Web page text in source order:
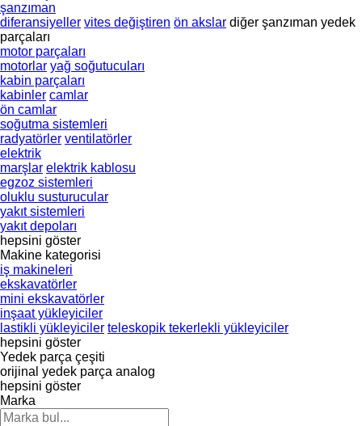
şanzıman
diferansiyeller vites değiştiren ön akslar diğer şanzıman yedek
parçaları
motor parçaları
motorlar yağ soğutucuları
kabin parçaları
kabinler camlar
ön camlar
soğutma sistemleri
radyatörler ventilatörler
elektrik
marşlar elektrik kablosu
egzoz sistemleri
oluklu susturucular
yakıt sistemleri
yakıt depoları
hepsini göster
Makine kategorisi
iş makineleri
ekskavatörler
mini ekskavatörler
inşaat yükleyiciler
lastikli yükleyiciler teleskopik tekerlekli yükleyiciler
hepsini göster
Yedek parça çeşiti
orijinal yedek parça analog
hepsini göster
Marka